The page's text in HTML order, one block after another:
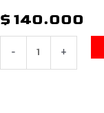
$ 140.000
- +